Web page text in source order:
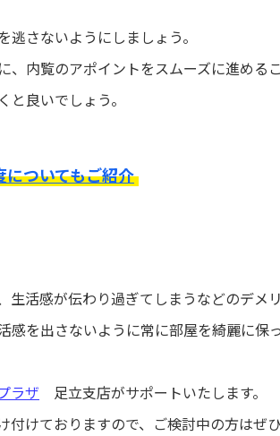
さないようにしましょう。
内覧のアポイントをスムーズに進めるこ
良いでしょう。
ついてもご紹介
活感が伝わり過ぎてしまうなどのデメ
感を出さないように常に部屋を綺麗に保
ラザ 足立支店がサポートいたします。
けておりますので、ご検討中の方はぜ